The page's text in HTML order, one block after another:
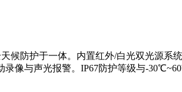
候防护于一体。内置红外/白光双光源系
像与声光报警。IP67防护等级与-